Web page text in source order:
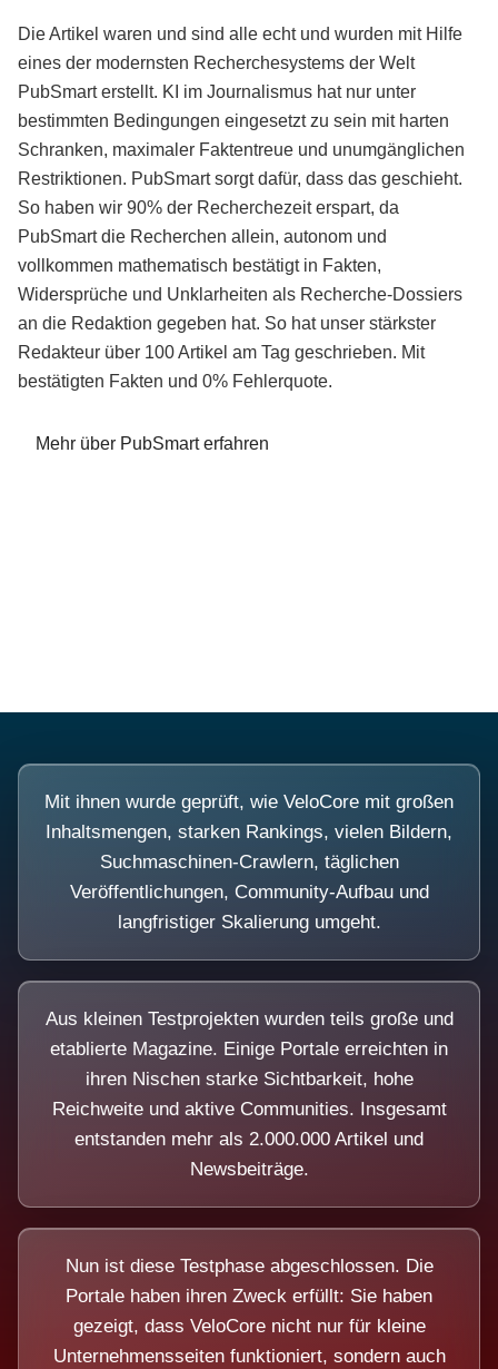
Die Artikel waren und sind alle echt und wurden mit Hilfe
eines der modernsten Recherchesystems der Welt
PubSmart erstellt. KI im Journalismus hat nur unter
bestimmten Bedingungen eingesetzt zu sein mit harten
Schranken, maximaler Faktentreue und unumgänglichen
Restriktionen. PubSmart sorgt dafür, dass das geschieht.
So haben wir 90% der Recherchezeit erspart, da
PubSmart die Recherchen allein, autonom und
vollkommen mathematisch bestätigt in Fakten,
Widersprüche und Unklarheiten als Recherche-Dossiers
an die Redaktion gegeben hat. So hat unser stärkster
Redakteur über 100 Artikel am Tag geschrieben. Mit
bestätigten Fakten und 0% Fehlerquote.
Mehr über PubSmart erfahren
Mit ihnen wurde geprüft, wie VeloCore mit großen
Inhaltsmengen, starken Rankings, vielen Bildern,
Suchmaschinen-Crawlern, täglichen
Veröffentlichungen, Community-Aufbau und
langfristiger Skalierung umgeht.
Aus kleinen Testprojekten wurden teils große und
etablierte Magazine. Einige Portale erreichten in
ihren Nischen starke Sichtbarkeit, hohe
Reichweite und aktive Communities. Insgesamt
entstanden mehr als 2.000.000 Artikel und
Newsbeiträge.
Nun ist diese Testphase abgeschlossen. Die
Portale haben ihren Zweck erfüllt: Sie haben
gezeigt, dass VeloCore nicht nur für kleine
Unternehmensseiten funktioniert, sondern auch